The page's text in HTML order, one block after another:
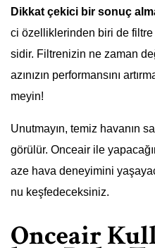
Dikkat çekici bir sonuç
ci özelliklerinden biri de
sidir. Filtrenizin ne zaman
azınızın performansını
meyin!
Unutmayın, temiz havanın
görülür. Onceair ile
aze hava deneyimini
nu keşfedeceksiniz.
Onceair